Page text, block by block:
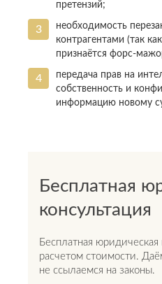
претензий;
необходимость
контрагентами (так
признаётся форс-
передача прав на
собственность и
информацию новому
Бесплатная
консультация
Бесплатная юридическая
расчетом стоимости.
не ссылаемся на законы.